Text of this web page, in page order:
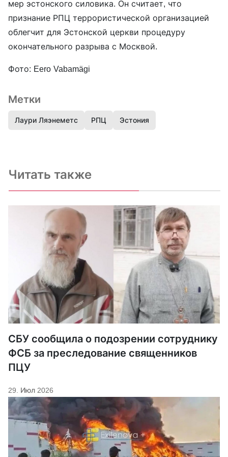
мер эстонского силовика. Он считает, что
признание РПЦ террористической организацией
облегчит для Эстонской церкви процедуру
окончательного разрыва с Москвой.
Фото: Eero Vabamägi
Метки
Лаури Ляэнеметс РПЦ Эстония
Читать также
СБУ сообщила о подозрении сотруднику
ФСБ за преследование священников
ПЦУ
29. Июл 2026